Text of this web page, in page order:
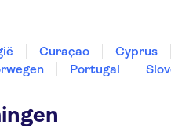
Curaçao Cyprus
Portugal